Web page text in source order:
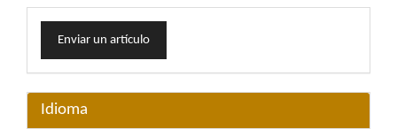
Enviar
unEnviar un artículo
Idioma